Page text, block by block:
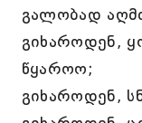
გალობად
გიხაროდენ,
წყაროო;
გიხაროდენ,